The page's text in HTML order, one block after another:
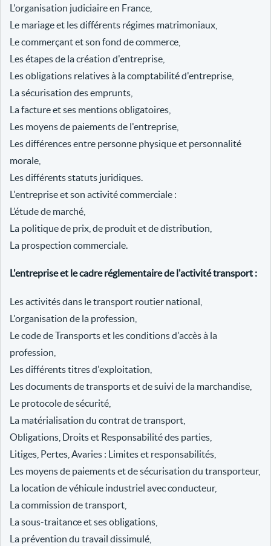
L'organisation judiciaire en France,
Le mariage et les différents régimes matrimoniaux,
Le commerçant et son fond de commerce,
Les étapes de la création d'entreprise,
Les obligations relatives à la comptabilité d'entreprise,
La sécurisation des emprunts,
La facture et ses mentions obligatoires,
Les moyens de paiements de l'entreprise,
Les différences entre personne physique et personnalité
morale,
Les différents statuts juridiques.
L'entreprise et son activité commerciale :
L’étude de marché,
La politique de prix, de produit et de distribution,
La prospection commerciale.
L'entreprise et le cadre réglementaire de l'activité transport :
Les activités dans le transport routier national,
L'organisation de la profession,
Le code de Transports et les conditions d'accès à la
profession,
Les différents titres d'exploitation,
Les documents de transports et de suivi de la marchandise,
Le protocole de sécurité,
La matérialisation du contrat de transport,
Obligations, Droits et Responsabilité des parties,
Litiges, Pertes, Avaries : Limites et responsabilités,
Les moyens de paiements et de sécurisation du transporteur,
La location de véhicule industriel avec conducteur,
La commission de transport,
La sous-traitance et ses obligations,
La prévention du travail dissimulé,